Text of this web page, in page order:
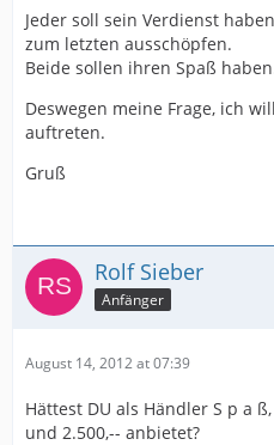
Jeder soll sein Verdienst
zum letzten ausschöpfen.
Beide sollen ihren Spaß
Deswegen meine Frage, ich
auftreten.
Gruß
Rolf Sieber
Anfänger
August 14, 2012 at 07:39
Hättest DU als Händler S p a
und 2.500,-- anbietet?